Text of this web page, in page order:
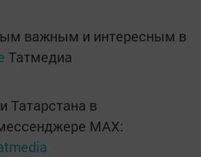
важным и интересным в
Татмедиа
Татарстана в
MАХ: